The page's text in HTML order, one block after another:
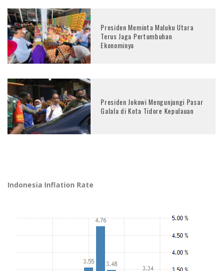
Presiden Meminta Maluku Utara
Terus Jaga Pertumbuhan
Ekonominya
Presiden Jokowi Mengunjungi Pasar
Galala di Kota Tidore Kepulauan
Indonesia Inflation Rate